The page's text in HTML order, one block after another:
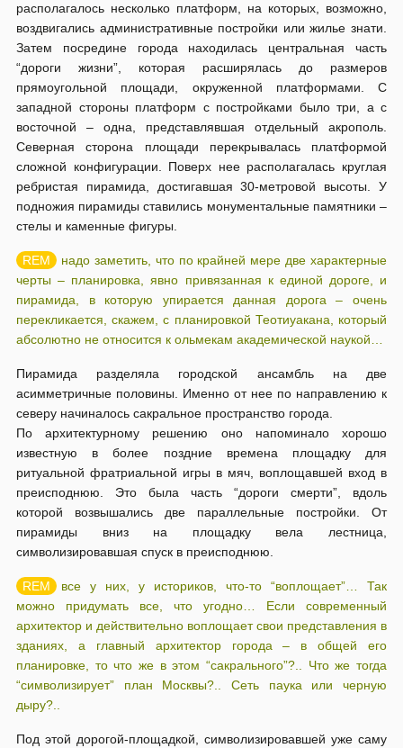
располагалось несколько платформ, на которых, возможно,
воздвигались административные постройки или жилье знати.
Затем посредине города находилась центральная часть
“дороги жизни”, которая расширялась до размеров
прямоугольной площади, окруженной платформами. С
западной стороны платформ с постройками было три, а с
восточной – одна, представлявшая отдельный акрополь.
Северная сторона площади перекрывалась платформой
сложной конфигурации. Поверх нее располагалась круглая
ребристая пирамида, достигавшая 30-метровой высоты. У
подножия пирамиды ставились монументальные памятники –
стелы и каменные фигуры.
надо заметить, что по крайней мере две характерные
черты – планировка, явно привязанная к единой дороге, и
пирамида, в которую упирается данная дорога – очень
перекликается, скажем, с планировкой Теотиуакана, который
абсолютно не относится к ольмекам академической наукой…
Пирамида разделяла городской ансамбль на две
асимметричные половины. Именно от нее по направлению к
северу начиналось сакральное пространство города.
По архитектурному решению оно напоминало хорошо
известную в более поздние времена площадку для
ритуальной фратриальной игры в мяч, воплощавшей вход в
преисподнюю. Это была часть “дороги смерти”, вдоль
которой возвышались две параллельные постройки. От
пирамиды вниз на площадку вела лестница,
символизировавшая спуск в преисподнюю.
все у них, у историков, что-то “воплощает”… Так
можно придумать все, что угодно… Если современный
архитектор и действительно воплощает свои представления в
зданиях, а главный архитектор города – в общей его
планировке, то что же в этом “сакрального”?.. Что же тогда
“символизирует” план Москвы?.. Сеть паука или черную
дыру?..
Под этой дорогой-площадкой, символизировавшей уже саму